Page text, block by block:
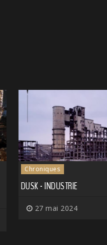
Chroniques
DUSK - INDUSTRIE
27 mai 2024